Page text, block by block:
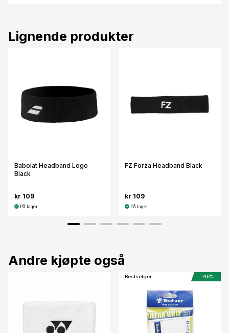
Lignende produkter
Babolat Headband Logo
Black
kr 109
På lager
FZ Forza Headband Black
kr 109
På lager
Andre kjøpte også
Bestselger -16%